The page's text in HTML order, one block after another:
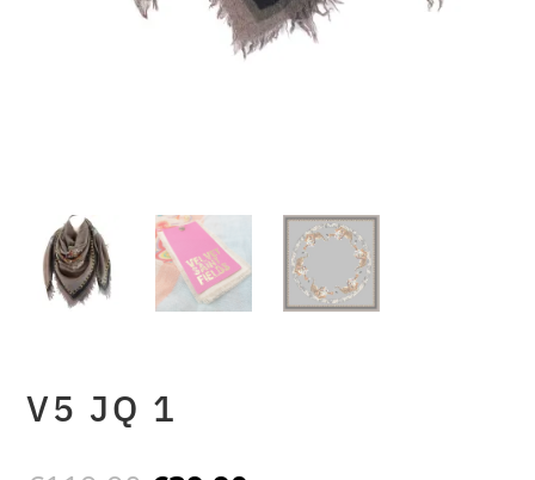
V5 JQ 1